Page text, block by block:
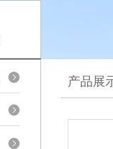
产品展